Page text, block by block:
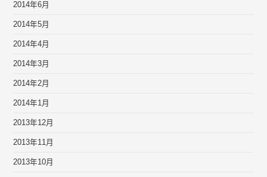
2014年6月
2014年5月
2014年4月
2014年3月
2014年2月
2014年1月
2013年12月
2013年11月
2013年10月